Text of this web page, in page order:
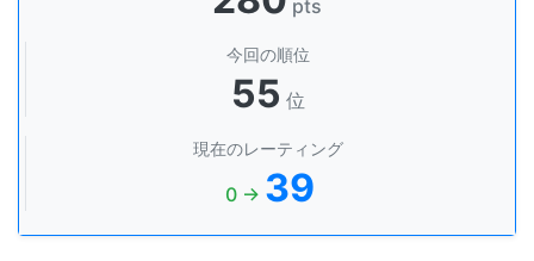
pts
今回の順位
55 位
現在のレーティング
0 → 39